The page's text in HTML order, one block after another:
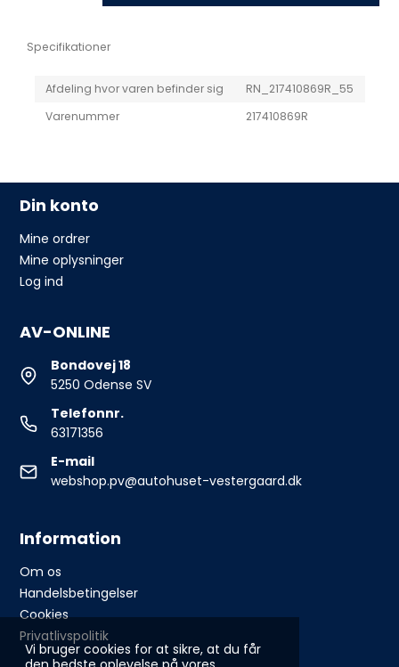
Vi bruger cookies for at sikre, at du får
Specifikationer
Afdeling hvor varen befinder sig
RN_217410869R_55
Varenummer
217410869R
Din konto
Mine ordrer
Mine oplysninger
Log ind
AV-ONLINE
Bondovej 18
5250 Odense SV
Telefonnr.
63171356
E-mail
webshop.pv@autohuset-vestergaard.dk
Information
Om os
Handelsbetingelser
Cookies
Privatlivspolitik